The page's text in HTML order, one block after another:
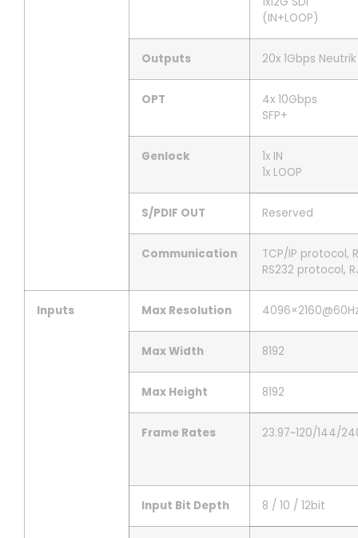
(IN+LOOP)
Outputs 20x 1Gbps Neutrik
OPT
4x 10Gbps
SFP+
Genlock
1x IN
1x LOOP
S/PDIF OUT Reserved
Communication
TCP/IP protocol,
RS232 protocol,
Inputs Max Resolution
Max Width 8192
Max Height 8192
Frame Rates 23.97~120/144/
Input Bit Depth 8 / 10 / 12bit